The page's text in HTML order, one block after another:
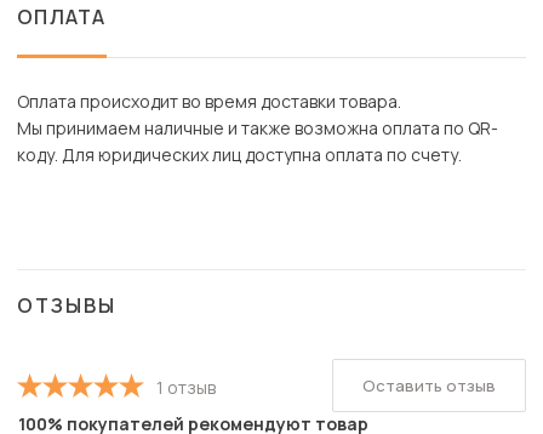
ОПЛАТА
Оплата происходит во время доставки товара.
Мы принимаем наличные и также возможна оплата по QR-
коду. Для юридических лиц доступна оплата по счету.
ОТЗЫВЫ
1 отзыв
100% покупателей рекомендуют товар
Оставить отзыв